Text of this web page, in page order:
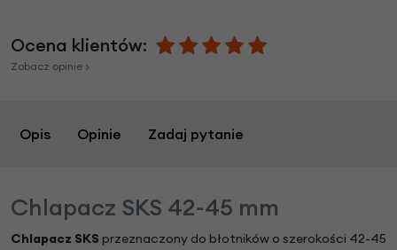
Ocena klientów:
Zobacz opinie >
Opis Opinie Zadaj pytanie
Chlapacz SKS 42-45 mm
Chlapacz SKS przeznaczony do błotników o szerokości 42-45